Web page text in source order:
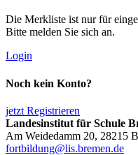
Die Merkliste ist nur für
Bitte melden Sie sich an.
Login
Noch kein Konto?
jetzt Registrieren
Landesinstitut für Schule
Am Weidedamm 20, 28215
fortbildung@lis.bremen.de